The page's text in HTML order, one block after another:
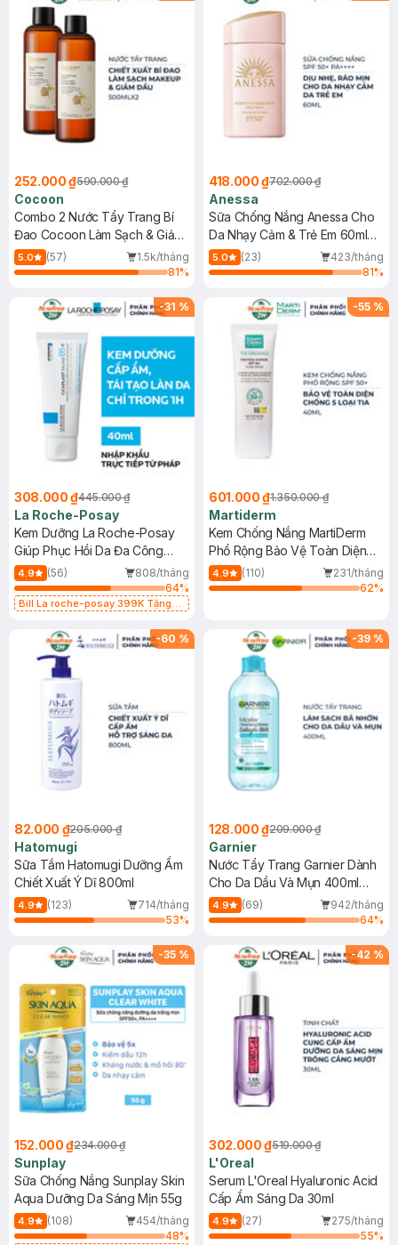
252.000 ₫590.000 ₫
Cocoon
Combo 2 Nước Tẩy Trang Bí
Đao Cocoon Làm Sạch & Giảm
Dầu 500ml
5.0 (57)
1.5k/tháng
81%
418.000 ₫702.000 ₫
Anessa
Sữa Chống Nắng Anessa Cho
Da Nhạy Cảm & Trẻ Em 60ml
(Mới)
5.0 (23)
423/tháng
81%
-31 %
308.000 ₫445.000 ₫
La Roche-Posay
Kem Dưỡng La Roche-Posay
Giúp Phục Hồi Da Đa Công
Dụng 40ml
4.9 (56)
808/tháng
64%
Bill La roche-posay 399K Tặng
(SL có hạn)
-55 %
601.000 ₫1.350.000 ₫
Martiderm
Kem Chống Nắng MartiDerm
Phổ Rộng Bảo Vệ Toàn Diện
40ml
4.9 (110)
231/tháng
62%
-60 %
82.000 ₫205.000 ₫
Hatomugi
Sữa Tắm Hatomugi Dưỡng Ẩm
Chiết Xuất Ý Dĩ 800ml
4.9 (123)
714/tháng
53%
-39 %
128.000 ₫209.000 ₫
Garnier
Nước Tẩy Trang Garnier Dành
Cho Da Dầu Và Mụn 400ml
(Mới)
4.9 (69)
942/tháng
64%
-35 %
152.000 ₫234.000 ₫
Sunplay
Sữa Chống Nắng Sunplay Skin
Aqua Dưỡng Da Sáng Mịn 55g
4.9 (108)
454/tháng
48%
-42 %
302.000 ₫519.000 ₫
L'Oreal
Serum L'Oreal Hyaluronic Acid
Cấp Ẩm Sáng Da 30ml
4.9 (27)
275/tháng
55%